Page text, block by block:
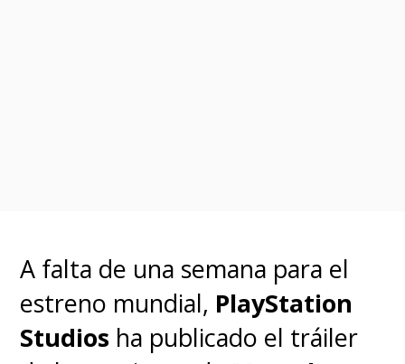
Fantastic FouryFantastic Four:
Rise of the Silver Surferde la
década del 2000, y la del reinicio
A falta de una semana para el
estreno mundial, PlayStation
Studios ha publicado el tráiler